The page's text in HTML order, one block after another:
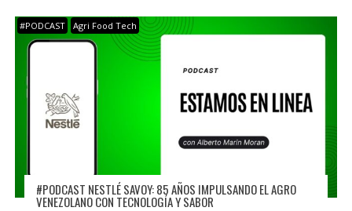
#PODCAST Agri Food Tech
#PODCAST NESTLÉ SAVOY: 85 AÑOS IMPULSANDO EL AGRO
VENEZOLANO CON TECNOLOGÍA Y SABOR